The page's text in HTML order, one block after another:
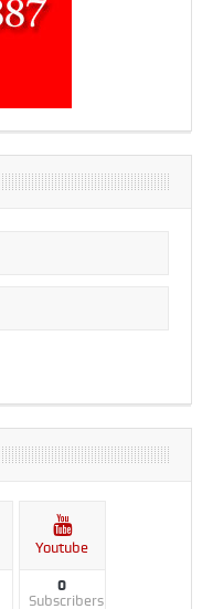
Youtube
0
Subscribers